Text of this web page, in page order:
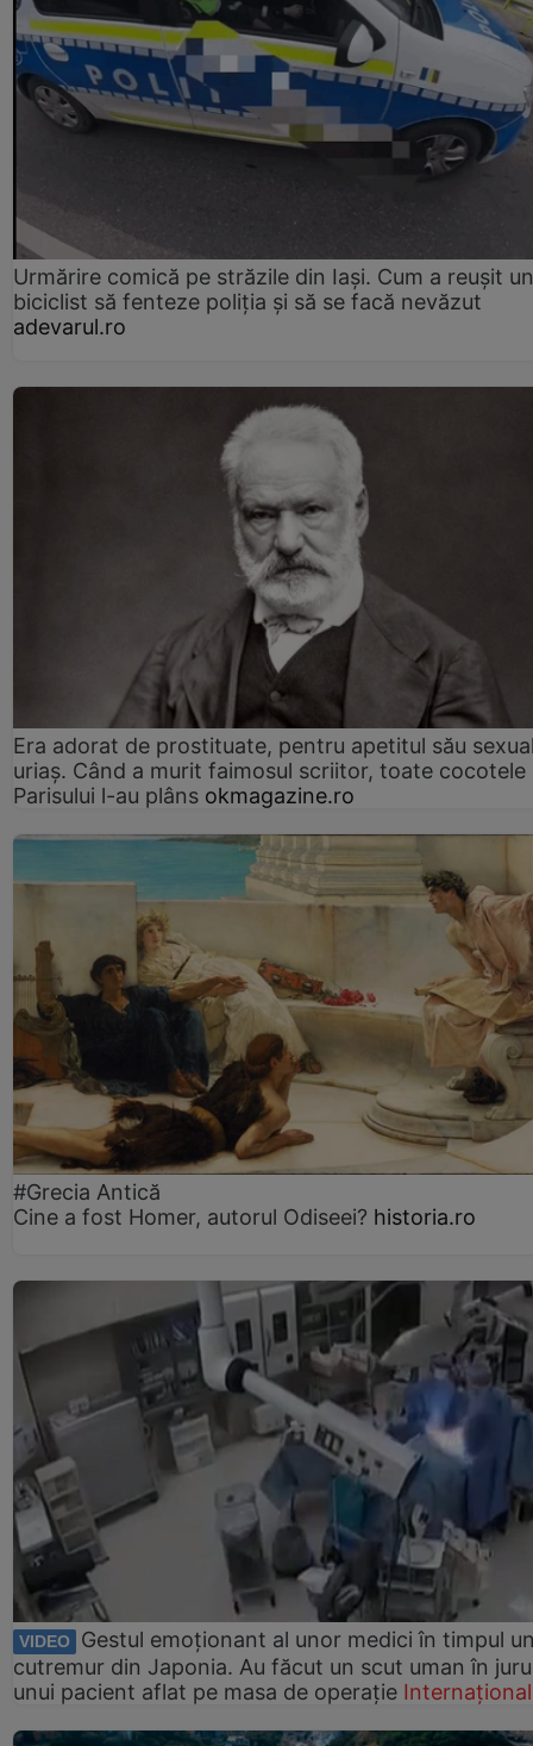
Urmărire comică pe străzile din Iași. Cum a reușit un
biciclist să fenteze poliția și să se facă nevăzut
adevarul.ro
Era adorat de prostituate, pentru apetitul său
uriaș. Când a murit faimosul scriitor, toate cocotele
Parisului l-au plâns okmagazine.ro
#Grecia Antică
Cine a fost Homer, autorul Odiseei? historia.ro
VIDEO
Gestul emoționant al unor medici în timpul
cutremur din Japonia. Au făcut un scut uman în
unui pacient aflat pe masa de operație Internațional